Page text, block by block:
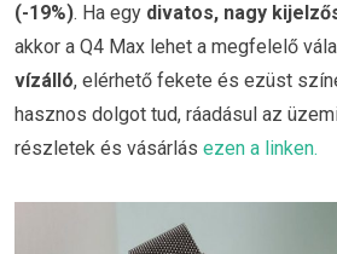
(-19%). Ha egy divatos, nagy
akkor a Q4 Max lehet a megfelelő
vízálló, elérhető fekete és ezüst
hasznos dolgot tud, ráadásul az
részletek és vásárlás ezen a linken.